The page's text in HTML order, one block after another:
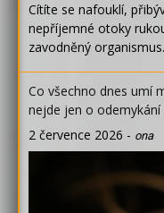
Cítíte se nafouklí,
nepříjemné otoky
zavodněný
Co všechno dnes umí
nejde jen o odemykání
2 července 2026 - ona